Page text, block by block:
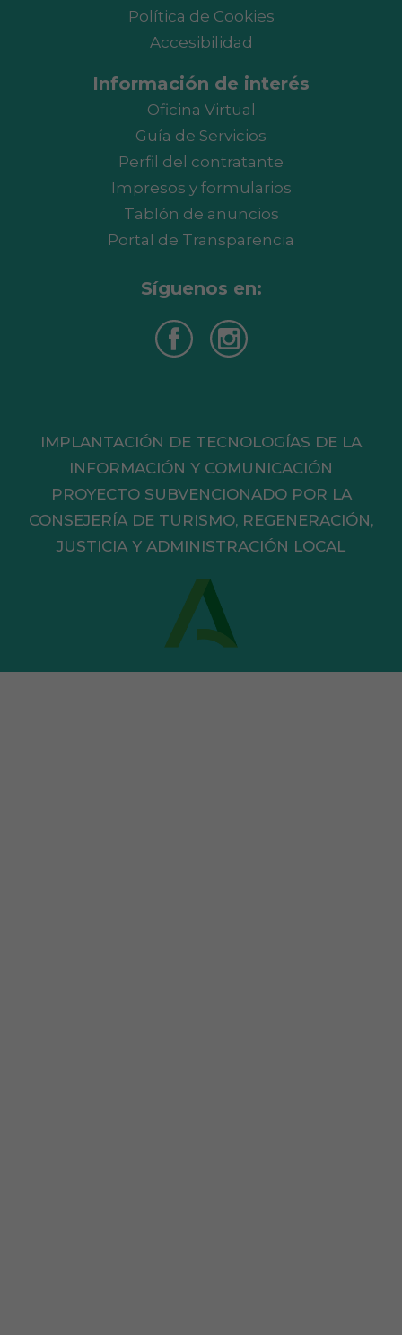
Política de Cookies
Accesibilidad
Información de interés
Oficina Virtual
Guía de Servicios
Perfil del contratante
Impresos y formularios
Tablón de anuncios
Portal de Transparencia
Síguenos en:
IMPLANTACIÓN DE TECNOLOGÍAS DE LA
INFORMACIÓN Y COMUNICACIÓN
PROYECTO SUBVENCIONADO POR LA
CONSEJERÍA DE TURISMO, REGENERACIÓN,
JUSTICIA Y ADMINISTRACIÓN LOCAL